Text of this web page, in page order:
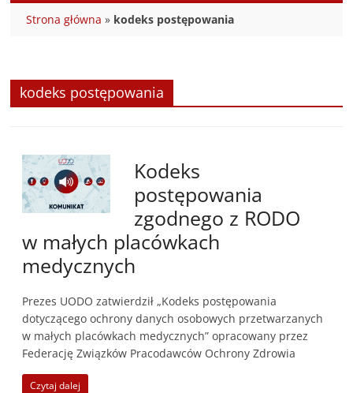
Strona główna » kodeks postępowania
kodeks postępowania
Kodeks
postępowania
zgodnego z RODO
w małych placówkach
medycznych
Prezes UODO zatwierdził „Kodeks postępowania
dotyczącego ochrony danych osobowych przetwarzanych
w małych placówkach medycznych” opracowany przez
Federację Związków Pracodawców Ochrony Zdrowia
Czytaj dalej